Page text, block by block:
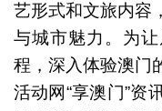
艺形式和文旅内容
与城市魅力。为
程，深入体验澳门
活动网“享澳门”资